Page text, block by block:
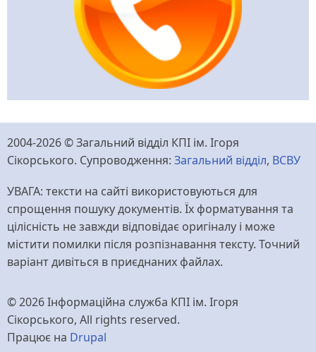
2004-2026 © Загальний відділ КПІ ім. Ігоря
Сікорського. Супроводження: Загальний відділ, ВСВУ
УВАГА: тексти на сайті використовуються для
спрощення пошуку документів. Їх форматування та
цілісність не завжди відповідає оригіналу і може
містити помилки після розпізнавання тексту. Точний
варіант дивіться в приєднаних файлах.
© 2026 Інформаційна служба КПІ ім. Ігоря
Сікорського, All rights reserved.
Працює на Drupal